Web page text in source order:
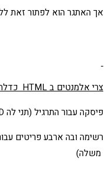
אך האתגר הוא לפתור זאת
צרי אלמנטים בHTML
פיסקה עבור התרגיל (תני לה ID)
משלה)